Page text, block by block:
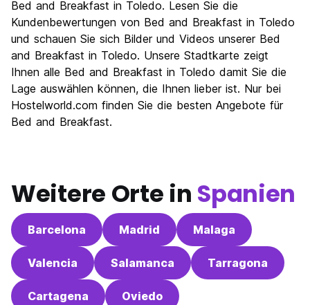
Nachtleben / Party
6.5
Preis-Leistungsverhältnis
8.4
Bed and Breakfast in Toledo. Lesen Sie die
Kundenbewertungen von Bed and Breakfast in Toledo
und schauen Sie sich Bilder und Videos unserer Bed
and Breakfast in Toledo. Unsere Stadtkarte zeigt
Ihnen alle Bed and Breakfast in Toledo damit Sie die
Lage auswählen können, die Ihnen lieber ist. Nur bei
Hostelworld.com finden Sie die besten Angebote für
Bed and Breakfast.
Weitere Orte in Spanien
Barcelona Madrid Malaga
Valencia Salamanca Tarragona
Cartagena Oviedo